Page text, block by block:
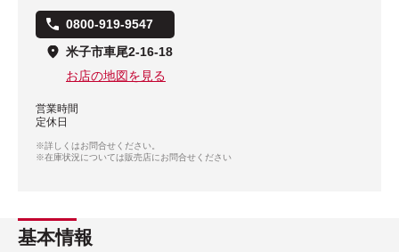
0800-919-9547
米子市車尾2-16-18
お店の地図を見る
営業時間
定休日
※詳しくはお問合せください。
※在庫状況については販売店にお問合せください
基本情報